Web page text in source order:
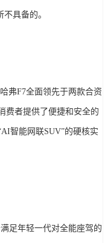
具备的。
弗F7全面领先于两款合资
费者提供了便捷和安全的
智能网联SUV”的硬核实
足年轻一代对全能座驾的